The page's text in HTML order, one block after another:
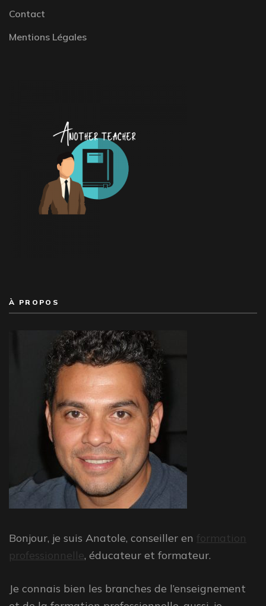
Contact
Mentions Légales
À PROPOS
Bonjour, je suis Anatole, conseiller en formation
professionnelle, éducateur et formateur.
Je connais bien les branches de l’enseignement